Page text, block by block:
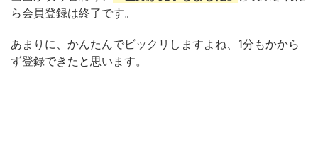
ら会員登録は終了です。
あまりに、かんたんでビックリしますよね、1分もかから
ず登録できたと思います。